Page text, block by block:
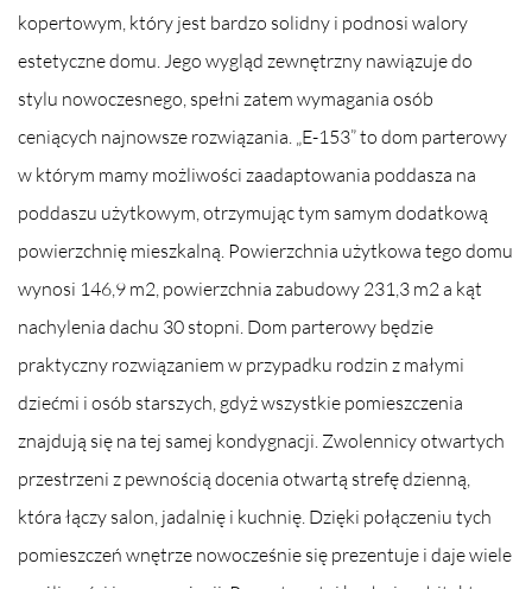
kopertowym, który jest bardzo solidny i podnosi walory
estetyczne domu. Jego wygląd zewnętrzny nawiązuje do
stylu nowoczesnego, spełni zatem wymagania osób
ceniących najnowsze rozwiązania. „E-153” to dom parterowy
w którym mamy możliwości zaadaptowania poddasza na
poddaszu użytkowym, otrzymując tym samym dodatkową
powierzchnię mieszkalną. Powierzchnia użytkowa tego domu
wynosi 146,9 m2, powierzchnia zabudowy 231,3 m2 a kąt
nachylenia dachu 30 stopni. Dom parterowy będzie
praktyczny rozwiązaniem w przypadku rodzin z małymi
dziećmi i osób starszych, gdyż wszystkie pomieszczenia
znajdują się na tej samej kondygnacji. Zwolennicy otwartych
przestrzeni z pewnością docenia otwartą strefę dzienną,
która łączy salon, jadalnię i kuchnię. Dzięki połączeniu tych
pomieszczeń wnętrze nowocześnie się prezentuje i daje wiele